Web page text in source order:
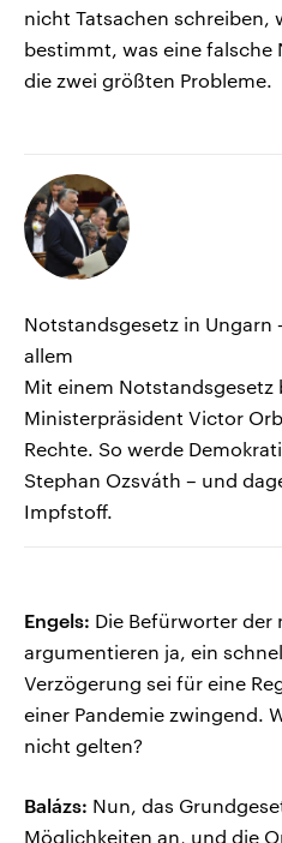
nicht Tatsachen schreiben,
bestimmt, was eine falsche
die zwei größten Probleme.
Notstandsgesetz in Ungarn
allem
Mit einem Notstandsgesetz
Ministerpräsident Victor
Rechte. So werde
Stephan Ozsváth – und
Impfstoff.
Engels: Die Befürworter der
argumentieren ja, ein
Verzögerung sei für eine
einer Pandemie zwingend.
nicht gelten?
Balázs: Nun, das
Möglichkeiten an, und die